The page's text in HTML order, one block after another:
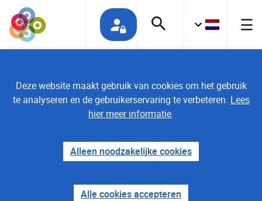
Deze website maakt gebruik van cookies om het gebruik
te analyseren en de gebruikerservaring te verbeteren. Lees
hier meer informatie.
Alleen noodzakelijke cookies
Alle cookies accepteren
Nieuws